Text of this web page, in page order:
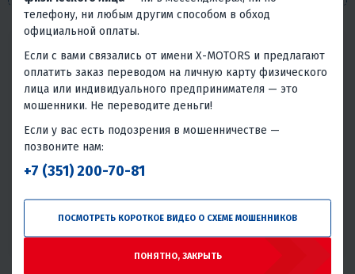
Надёжность товара
Статистика основана на количестве общего числа
покупателей и количестве обращений в сервис с этим
товаром.
Без проблем Всего обращений в сервис
96.68%
использован.
телефону, ни любым другим способом в обход
официальной оплаты.
Если с вами связались от имени X-MOTORS и предлагают
оплатить заказ переводом на личную карту физического
лица или индивидуального предпринимателя — это
мошенники. Не переводите деньги!
Если у вас есть подозрения в мошенничестве —
позвоните нам:
+7 (351) 200-70-81
ПОСМОТРЕТЬ КОРОТКОЕ ВИДЕО О СХЕМЕ МОШЕННИКОВ
ПОНЯТНО, ЗАКРЫТЬ